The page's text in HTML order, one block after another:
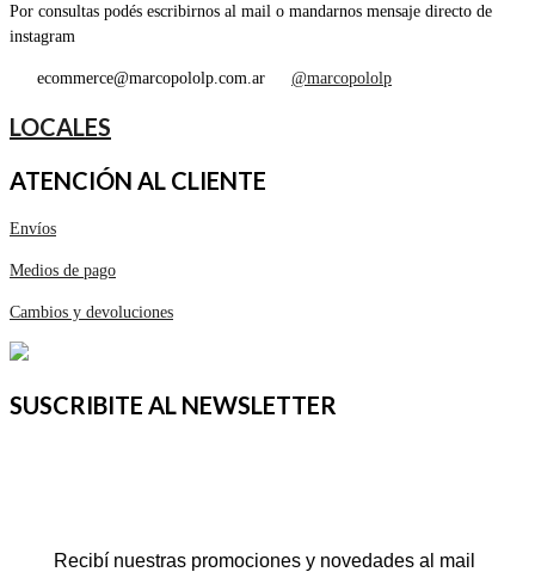
Por consultas podés escribirnos al mail o mandarnos mensaje directo de
instagram
ecommerce@marcopololp.com.ar @marcopololp
LOCALES
ATENCIÓN AL CLIENTE
Envíos
Medios de pago
Cambios y devoluciones
SUSCRIBITE AL NEWSLETTER
Recibí nuestras promociones y novedades al mail